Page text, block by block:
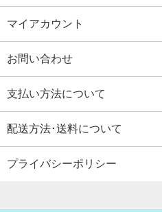
マイアカウント
お問い合わせ
支払い方法について
配送方法･送料について
プライバシーポリシー